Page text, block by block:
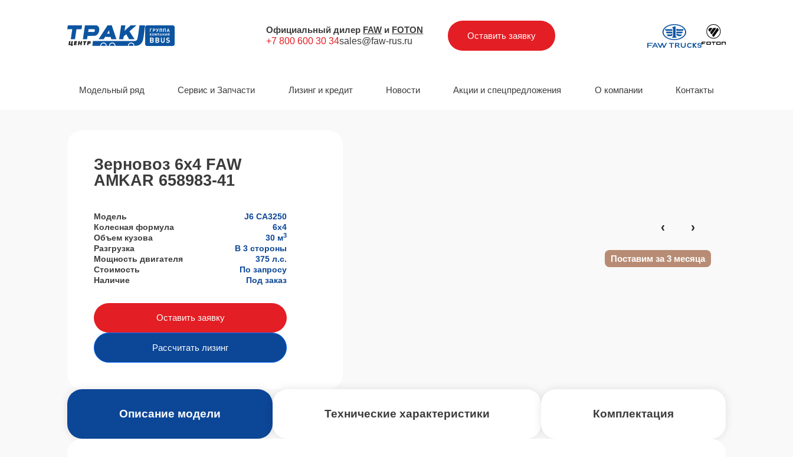
Официальный дилер FAW и FOTON
+7 800 600 30 34sales@faw-rus.ru
Оставить заявку
Модельный ряд Сервис и Запчасти Лизинг и кредит Новости Акции и спецпредложения О компании Контакты
Зерновоз 6х4 FAW
AMKAR 658983-41
Модель
J6 СА3250
Колесная формула
6x4
Объем кузова
30 м3
Разгрузка
В 3 стороны
Мощность двигателя
375 л.с.
Стоимость
По запросу
Наличие
Под заказ
Оставить заявку
Рассчитать лизинг
Поставим за 3 месяца
‹ ›
Описание модели Технические характеристики Комплектация